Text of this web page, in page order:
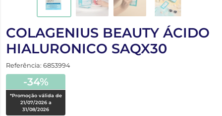
COLAGENIUS BEAUTY ÁCIDO
HIALURONICO SAQX30
Referência: 6853994
-34%
*Promoção válida de
21/07/2026 a
31/08/2026